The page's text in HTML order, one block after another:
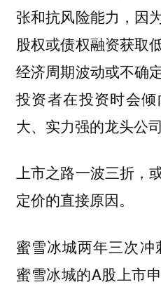
张和抗风险能力，因
股权或债权融资获取
经济周期波动或不确
投资者在投资时会
大、实力强的龙头公司
上市之路一波三折，
定价的直接原因。
蜜雪冰城两年三次冲
蜜雪冰城的A股上市